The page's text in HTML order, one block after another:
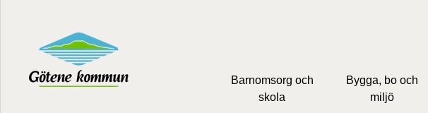
Barnomsorg och
skola
Bygga, bo och
miljö